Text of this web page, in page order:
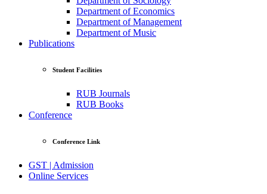
Department of Economics
Department of Management
Department of Music
Publications
Student Facilities
RUB Journals
RUB Books
Conference
Conference Link
GST | Admission
Online Services